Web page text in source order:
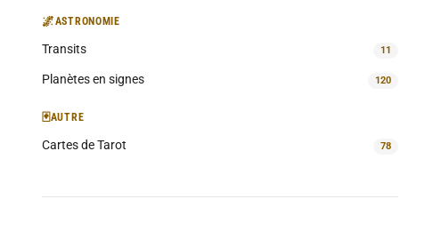
🌌ASTRONOMIE
Transits 11
Planètes en signes 120
🃏AUTRE
Cartes de Tarot 78